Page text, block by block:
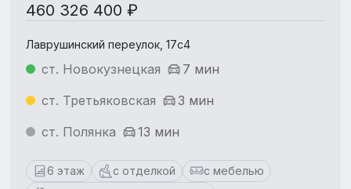
460 326 400 ₽
Лаврушинский переулок, 17с4
ст. Новокузнецкая
7 мин
ст. Третьяковская
3 мин
ст. Полянка
13 мин
6 этаж с отделкой
с мебелью